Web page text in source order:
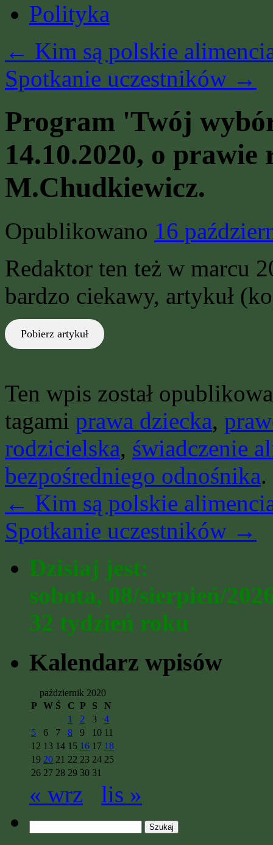
Polityka
← Kim są polskie
Spotkanie uczestników →
Program 'Twój
14.10.2020, o
M.Chudkiewicz.
Opublikowano 16
Redaktor ten też w marcu
bardzo ciekawy, artykuł
Pobierz artykuł
Ten wpis został
tagami prawa dziecka,
rodzicielska, świadczenie
bezpośredniego odnośnika.
← Kim są polskie
Spotkanie uczestników →
Dzisiaj jest:
sobota, 08/sierpień/
32 tydzień roku
Kalendarz wpisów
październik 2020
P W Ś C P S
N
1
2 3
4
5
6 7 8 9 10 11
12 13 14 15 16 17 18
19 20 21 22 23 24 25
26 27 28 29 30 31
« wrz lis »